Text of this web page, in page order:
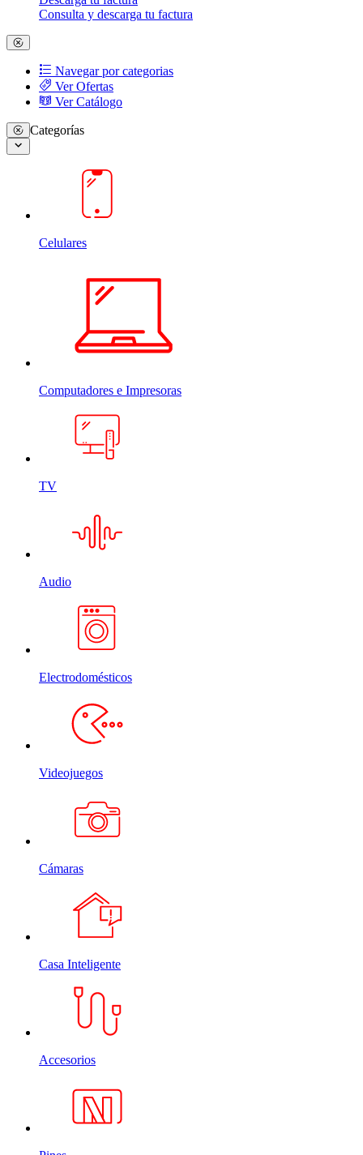
Consulta y descarga tu factura
Navegar por categorias
Ver Ofertas
Ver Catálogo
Categorías
Celulares
Computadores e Impresoras
TV
Audio
Electrodomésticos
Videojuegos
Cámaras
Casa Inteligente
Accesorios